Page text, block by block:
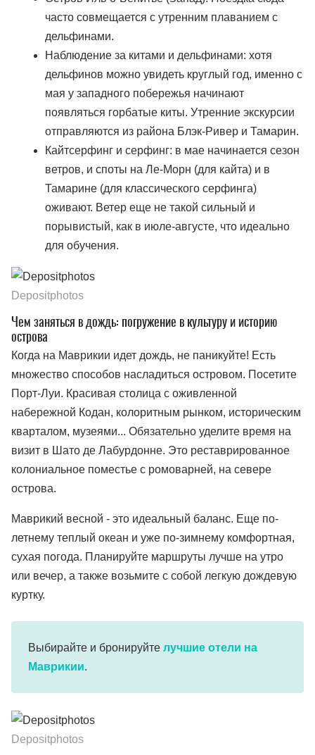
часто совмещается с утренним плаванием с
дельфинами.
Наблюдение за китами и дельфинами: хотя
дельфинов можно увидеть круглый год, именно с
мая у западного побережья начинают
появляться горбатые киты. Утренние экскурсии
отправляются из района Блэк-Ривер и Тамарин.
Кайтсерфинг и серфинг: в мае начинается сезон
ветров, и споты на Ле-Морн (для кайта) и в
Тамарине (для классического серфинга)
оживают. Ветер еще не такой сильный и
порывистый, как в июле-августе, что идеально
для обучения.
Depositphotos
Чем заняться в дождь: погружение в культуру и историю
острова
Когда на Маврикии идет дождь, не паникуйте! Есть
множество способов насладиться островом. Посетите
Порт-Луи. Красивая столица с оживленной
набережной Кодан, колоритным рынком, историческим
кварталом, музеями... Обязательно уделите время на
визит в Шато де Лабурдонне. Это реставрированное
колониальное поместье с ромоварней, на севере
острова.
Маврикий весной - это идеальный баланс. Еще по-
летнему теплый океан и уже по-зимнему комфортная,
сухая погода. Планируйте маршруты лучше на утро
или вечер, а также возьмите с собой легкую дождевую
куртку.
Выбирайте и бронируйте лучшие отели на
Маврикии.
Depositphotos